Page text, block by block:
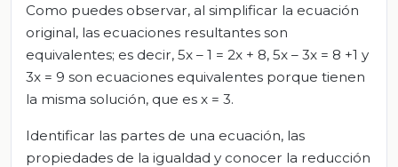
Como puedes observar, al simplificar la ecuación
original, las ecuaciones resultantes son
equivalentes; es decir, 5x – 1 = 2x + 8, 5x – 3x = 8 +1 y
3x = 9 son ecuaciones equivalentes porque tienen
la misma solución, que es x = 3.
Identificar las partes de una ecuación, las
propiedades de la igualdad y conocer la reducción